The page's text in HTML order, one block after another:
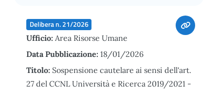
Delibera n. 21/2026
Ufficio: Area Risorse Umane
Data Pubblicazione: 18/01/2026
Titolo: Sospensione cautelare ai sensi dell'art.
27 del CCNL Università e Ricerca 2019/2021 -